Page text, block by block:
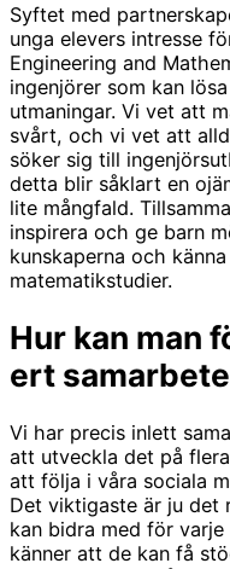
Syftet med
unga elevers intresse
Engineering and
ingenjörer som kan
utmaningar. Vi vet att
svårt, och vi vet att
söker sig till
detta blir såklart en
lite mångfald.
inspirera och ge barn
kunskaperna och
matematikstudier.
Hur kan man
ert
Vi har precis inlett
att utveckla det på
att följa i våra sociala
Det viktigaste är ju det
kan bidra med för
känner att de kan få